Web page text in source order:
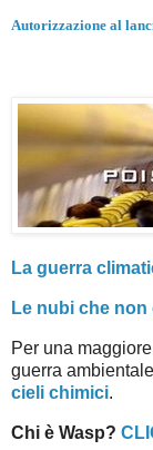
Autorizzazione al
La guerra
Le nubi che
Per una
guerra
cieli chimici.
Chi è Wasp?